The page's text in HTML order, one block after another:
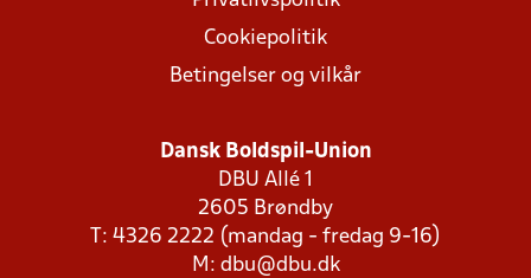
Cookiepolitik
Betingelser og vilkår
Dansk Boldspil-Union
DBU Allé 1
2605 Brøndby
T: 4326 2222 (mandag - fredag 9-16)
M: dbu@dbu.dk